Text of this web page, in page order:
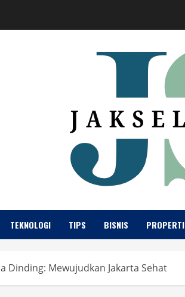
TEKNOLOGI TIPS BISNIS PROPERTI
Dinding: Mewujudkan Jakarta Sehat